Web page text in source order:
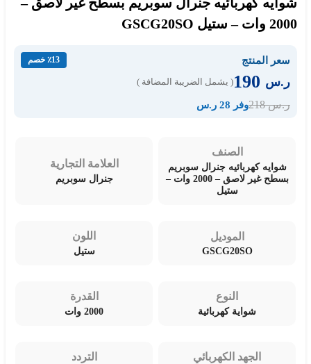
2000 وات – ستيل GSCG20SO
سعر المنتج ٪13 خصم
ر.س ( يشمل الضريبة المضافة )
ر.س218 وفر 28 ر.س
الصنف
شوايه كهربائيه جنرال سوبريم
بسطح غير لاصق – 2000 وات –
ستيل
العلامة التجارية
جنرال سوبريم
الموديل
GSCG20SO
اللون
ستيل
النوع
شواية كهربائية
القدرة
2000 وات
الجهد الكهربائي التردد